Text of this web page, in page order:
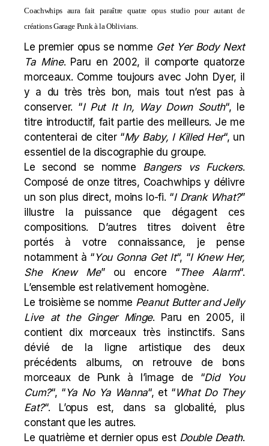
Coachwhips aura fait paraître quatre opus studio pour autant de
créations Garage Punk à laOblivians.
Le premier opus se nomme Get Yer Body Next
Ta Mine. Paru en 2002, il comporte quatorze
morceaux. Comme toujours avec John Dyer, il
y a du très très bon, mais tout n’est pas à
conserver. “I Put It In, Way Down South“, le
titre introductif, fait partie des meilleurs. Je me
contenterai de citer “My Baby, I Killed Her“, un
essentiel de la discographie du groupe.
Le second se nomme Bangers vs Fuckers.
Composé de onze titres, Coachwhips y délivre
un son plus direct, moins lo-fi. “I Drank What?”
illustre la puissance que dégagent ces
compositions. D’autres titres doivent être
portés à votre connaissance, je pense
notamment à “You Gonna Get It“, “I Knew Her,
She Knew Me” ou encore “Thee Alarm“.
L’ensemble est relativement homogène.
Le troisième se nomme Peanut Butter and Jelly
Live at the Ginger Minge. Paru en 2005, il
contient dix morceaux très instinctifs. Sans
dévié de la ligne artistique des deux
précédents albums, on retrouve de bons
morceaux de Punk à l’image de “Did You
Cum?“, “Ya No Ya Wanna“, et “What Do They
Eat?“. L’opus est, dans sa globalité, plus
constant que les autres.
Le quatrième et dernier opus est Double Death.